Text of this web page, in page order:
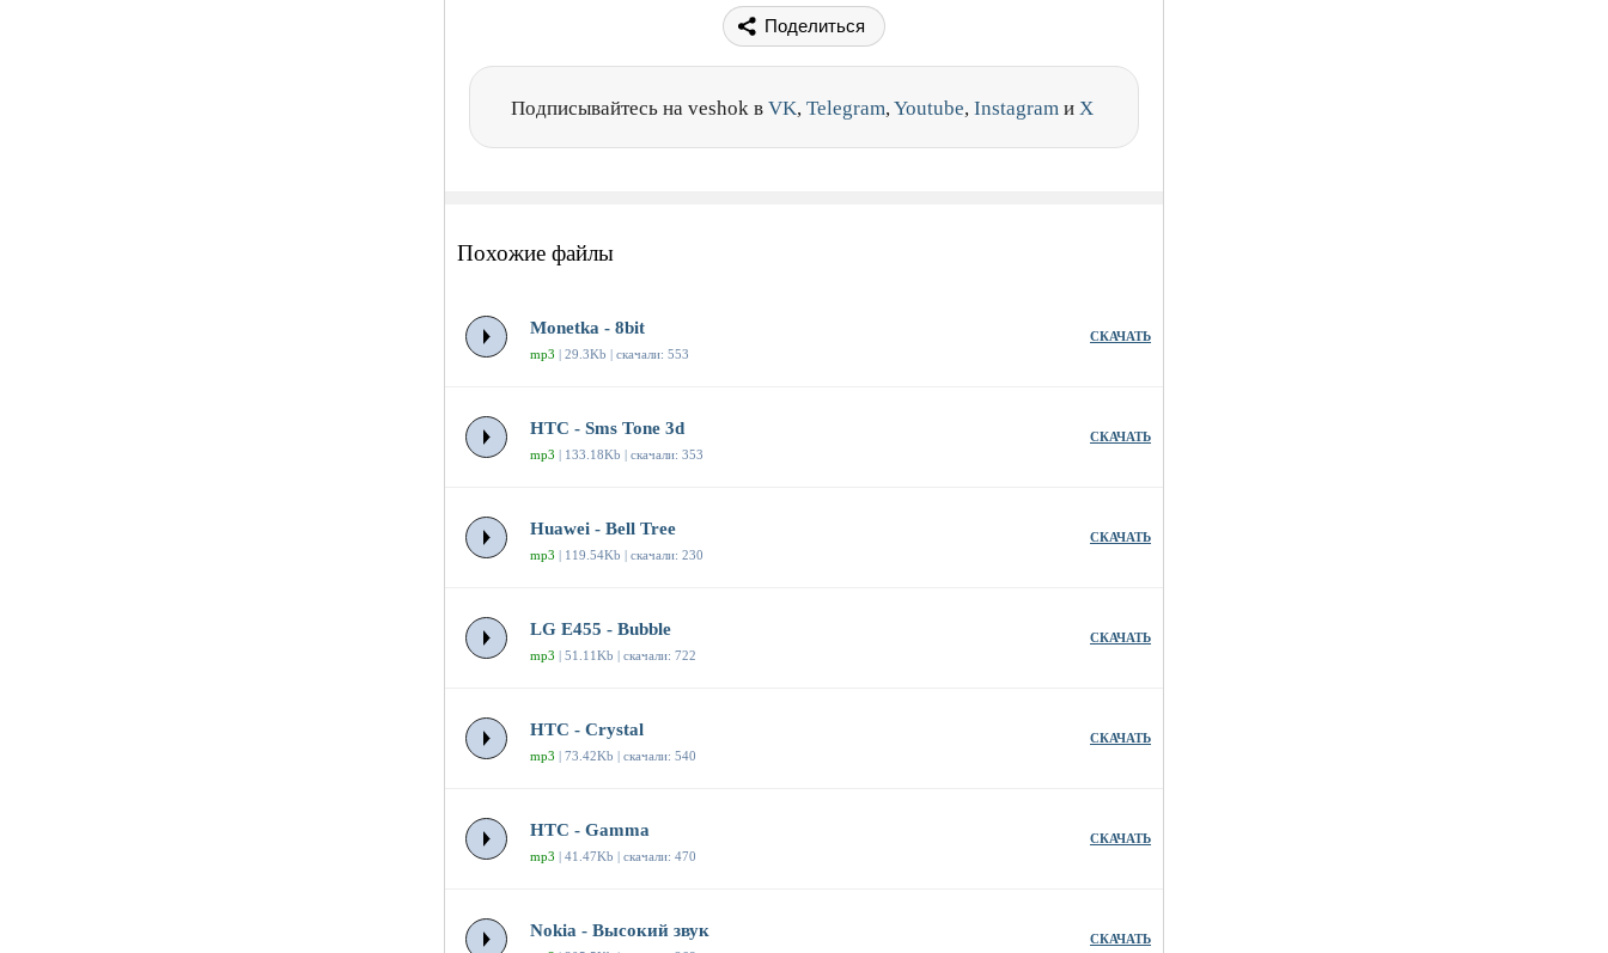
Поделиться
Подписывайтесь на veshok в VK, Telegram,Youtube, Instagram и X
Похожие файлы
Monetka - 8bit
mp3 | 29.3Kb | скачали: 553
СКАЧАТЬ
HTC - Sms Tone 3d
mp3 | 133.18Kb | скачали: 353
СКАЧАТЬ
Huawei - Bell Tree
mp3 | 119.54Kb | скачали: 230
СКАЧАТЬ
LG E455 - Bubble
mp3 | 51.11Kb | скачали: 722
СКАЧАТЬ
HTC - Crystal
mp3 | 73.42Kb | скачали: 540
СКАЧАТЬ
HTC - Gamma
mp3 | 41.47Kb | скачали: 470
СКАЧАТЬ
Nokia - Высокий звук СКАЧАТЬ